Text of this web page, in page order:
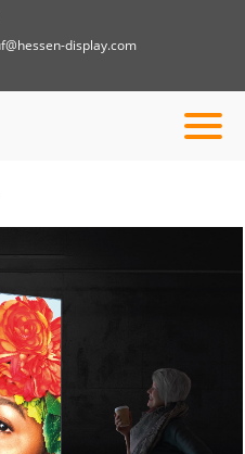
display.com